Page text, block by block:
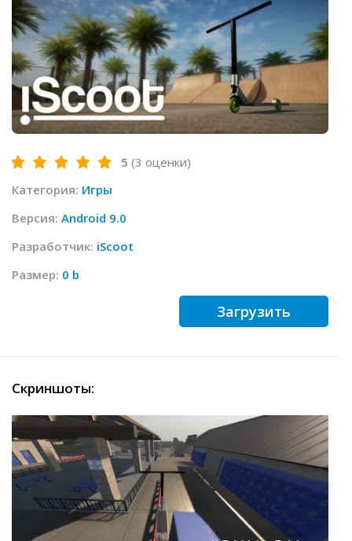
5 (3 оценки)
Категория: Игры
Версия: Android 9.0
Разработчик: iScoot
Размер: 0 b
Загрузить
Скриншоты: